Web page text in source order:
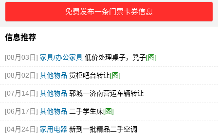
免费发布一条门票卡券信息
信息推荐
[08月03日] 家具/办公家具 低价处理桌子，凳子[图]
[08月02日] 其他物品 货柜吧台转让[图]
[07月14日] 其他物品 郓城—济南营运车辆转让
[06月17日] 其他物品 二手学生床[图]
[04月24日] 家用电器 新到一批精品二手空调